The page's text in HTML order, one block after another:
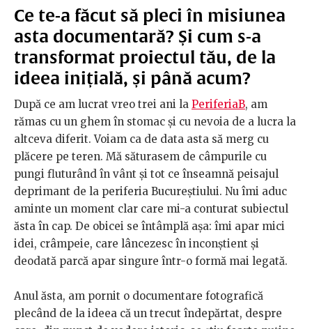
Ce te-a făcut să pleci în misiunea
asta documentară? Și cum s-a
transformat proiectul tău, de la
ideea inițială, și până acum?
După ce am lucrat vreo trei ani la PeriferiaB, am
rămas cu un ghem în stomac şi cu nevoia de a lucra la
altceva diferit. Voiam ca de data asta să merg cu
plăcere pe teren. Mă săturasem de câmpurile cu
pungi fluturând în vânt şi tot ce înseamnă peisajul
deprimant de la periferia Bucureștiului. Nu îmi aduc
aminte un moment clar care mi-a conturat subiectul
ăsta în cap. De obicei se întâmplă aşa: îmi apar mici
idei, crâmpeie, care lâncezesc în inconştient şi
deodată parcă apar singure într-o formă mai legată.
Anul ăsta, am pornit o documentare fotografică
plecând de la ideea că un trecut îndepărtat, despre